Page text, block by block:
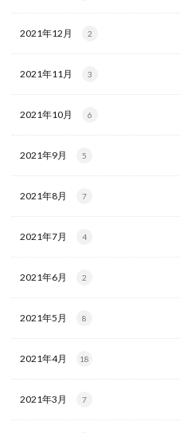
2021年12月 2
2021年11月 3
2021年10月 6
2021年9月 5
2021年8月 7
2021年7月 4
2021年6月 2
2021年5月 8
2021年4月 18
2021年3月 7